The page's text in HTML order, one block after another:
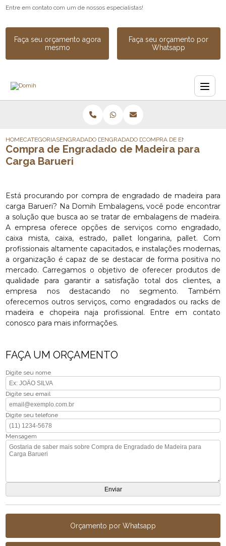
Entre em contato com um de nossos especialistas!
Faça seu orçamento agora
mesmo
Faça seu orçamento por
Whatsapp
HOMECATEGORIASENGRADADO DE MADEIRAENGRADADO DE MADEIRA PARA
COMPRA DE ENGRADADO
Compra de Engradado de Madeira para
Carga Barueri
Está procurando por compra de engradado de madeira para
carga Barueri? Na Domih Embalagens, você pode encontrar
a solução que busca ao se tratar de embalagens de madeira.
A empresa oferece opções de serviços como engradado,
caixa mista, caixa, estrado, pallet longarina, pallet. Com
profissionais altamente capacitados, e instalações modernas,
a organização é capaz de se destacar de forma positiva no
mercado. Carregamos o objetivo de oferecer produtos de
qualidade para garantir a satisfação total dos clientes, a
empresa nos destacando no segmento. Também
oferecemos outros serviços, como engradados ou racks de
madeira e chopeira naja profissional. Entre em contato
conosco para mais informações.
FAÇA UM ORÇAMENTO
Digite seu nome
Digite seu email
Digite seu telefone
Mensagem
Orçamento por Whatsapp